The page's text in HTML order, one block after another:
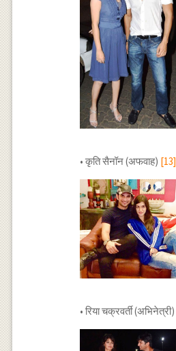
• कृति सैनॉन (अफवाह) [13]
• रिया चक्रवर्ती (अभिनेत्री)